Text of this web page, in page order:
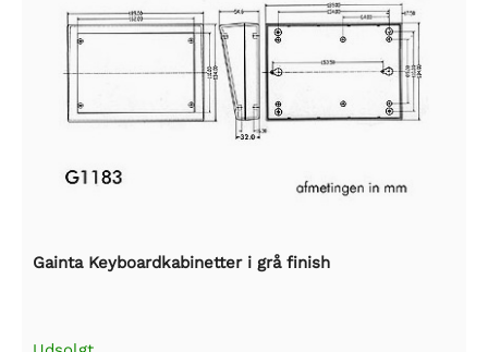
Gainta Keyboardkabinetter i grå finish